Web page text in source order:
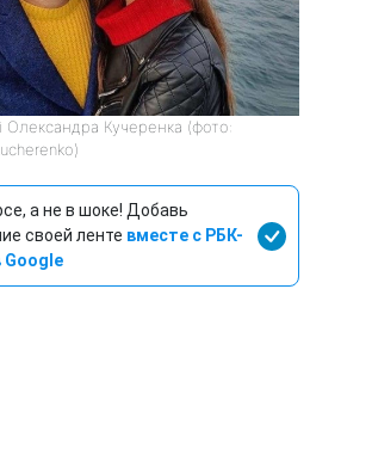
Олександра Кучеренка (фото:
а не в шоке! Добавь
своей ленте вместе с РБК-
Google